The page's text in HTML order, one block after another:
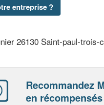
entreprise ?
26130 Saint-paul-trois-
Recommandez
en récompensés